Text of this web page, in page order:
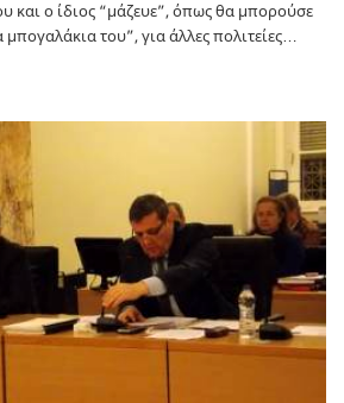
και ο ίδιος “μάζευε”, όπως θα μπορούσε
μπογαλάκια του”, για άλλες πολιτείες…